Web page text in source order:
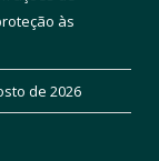
às
de 2026